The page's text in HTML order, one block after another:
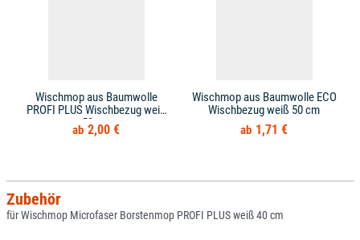
Wischmop aus Baumwolle
PROFI PLUS Wischbezug weiß
50 cm
2,00 €
Wischmop aus Baumwolle ECO
Wischbezug weiß 50 cm
1,71 €
Zubehör
für Wischmop Microfaser Borstenmop PROFI PLUS weiß 40 cm